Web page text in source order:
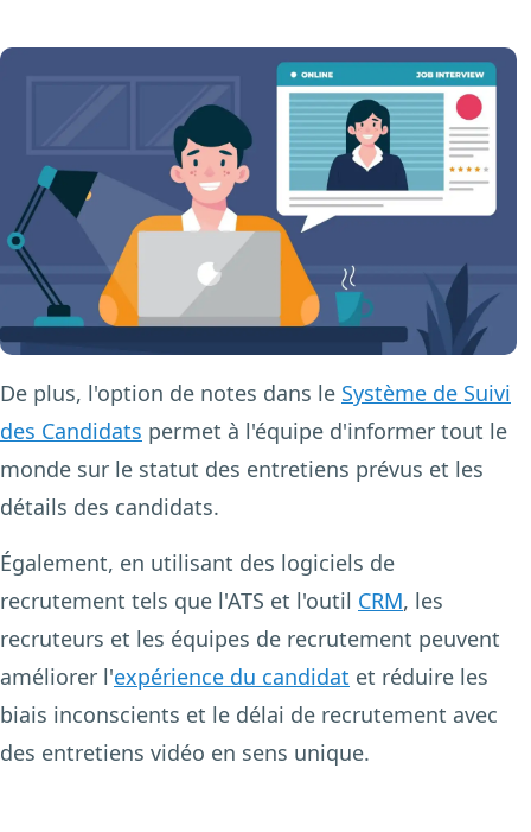
De plus, l'option de notes dans le Système de Suivi
des Candidats permet à l'équipe d'informer tout le
monde sur le statut des entretiens prévus et les
détails des candidats.
Également, en utilisant des logiciels de
recrutement tels que l'ATS et l'outil CRM, les
recruteurs et les équipes de recrutement peuvent
améliorer l'expérience du candidat et réduire les
biais inconscients et le délai de recrutement avec
des entretiens vidéo en sens unique.